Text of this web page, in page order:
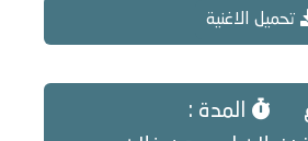
تحميل الاغنية
المدة :